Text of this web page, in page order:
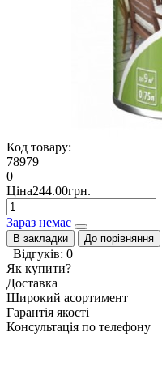
Код товару:
78979
0
Ціна244.00грн.
Зараз немає
В закладки До порівняння
Відгуків: 0
Як купити?
Доставка
Широкий асортимент
Гарантія якості
Консультація по телефону